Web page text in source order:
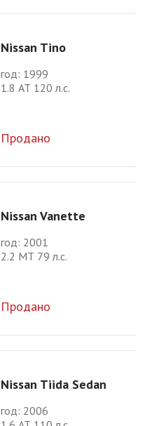
Nissan Tino
год: 1999
1.8 АТ 120 л.с.
Продано
Nissan Vanette
год: 2001
2.2 МТ 79 л.с.
Продано
Nissan Tiida Sedan
год: 2006